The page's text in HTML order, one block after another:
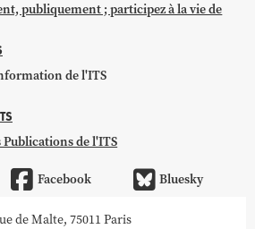
publiquement ; participez à la vie de
de l'ITS
Publications de l'ITS
Facebook Bluesky
de Malte, 75011 Paris